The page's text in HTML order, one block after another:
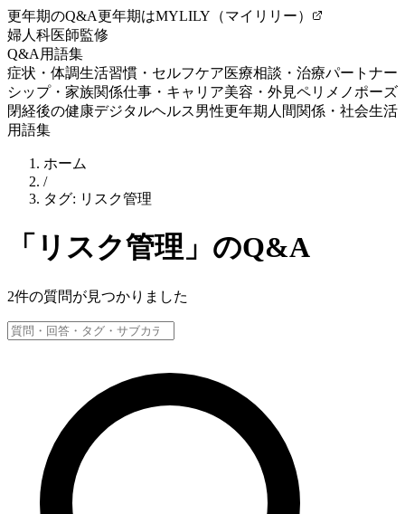
更年期のQ&A更年期はMYLILY（マイリリー）
婦人科医師監修
Q&A 用語集
症状・体調生活習慣・セルフケア医療相談・治療パートナー
シップ・家族関係仕事・キャリア美容・外見ペリメノポーズ
閉経後の健康デジタルヘルス男性更年期 人間関係・社会生活
用語集
ホーム
/
タグ: リスク管理
「 リスク管理 」のQ&A
2件の質問が見つかりました